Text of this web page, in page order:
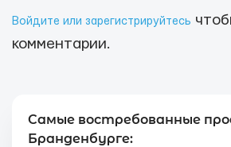
Войдите или зарегистрируйтесь
комментарии.
Самые востребованные
Бранденбурге: